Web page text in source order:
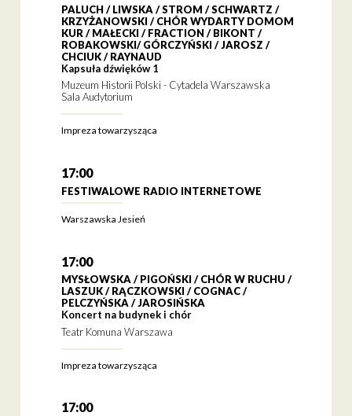
PALUCH / LIWSKA / STROM / SCHWARTZ /
KRZYŻANOWSKI / CHÓR WYDARTY DOMOM
KUR / MAŁECKI / FRACTION / BIKONT /
ROBAKOWSKI/ GÓRCZYŃSKI / JAROSZ /
CHCIUK / RAYNAUD
Kapsuła dźwięków 1
Muzeum Historii Polski - Cytadela Warszawska
Sala Audytorium
Impreza towarzysząca
17:00
FESTIWALOWE RADIO INTERNETOWE
Warszawska Jesień
17:00
MYSŁOWSKA / PIGOŃSKI / CHÓR W RUCHU /
LASZUK / RĄCZKOWSKI / COGNAC /
PELCZYŃSKA / JAROSIŃSKA
Koncert na budynek i chór
Teatr Komuna Warszawa
Impreza towarzysząca
17:00